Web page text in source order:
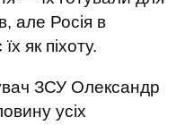
але Росія в
як піхоту.
ЗСУ Олександр
усіх